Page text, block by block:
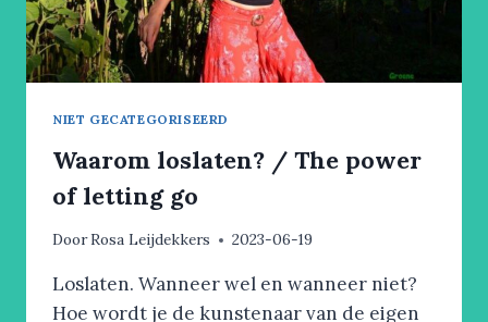
NIET GECATEGORISEERD
Waarom loslaten? / The power
of letting go
DoorRosa Leijdekkers 2023-06-19
Loslaten. Wanneer wel en wanneer niet?
Hoe wordt je de kunstenaar van de eigen